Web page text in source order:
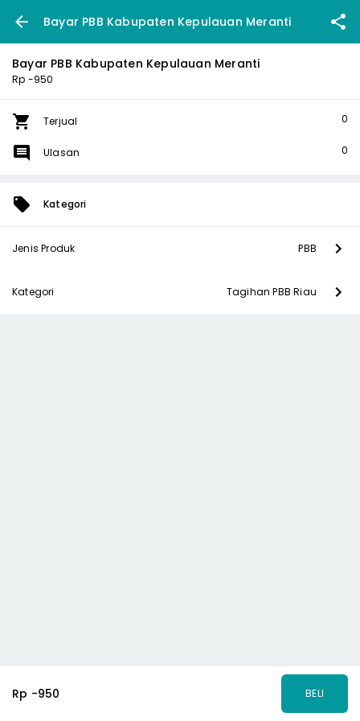
Bayar PBB Kabupaten Kepulauan Meranti
Bayar PBB Kabupaten Kepulauan Meranti
Rp -950
Terjual 0
Ulasan 0
Kategori
Jenis Produk PBB
Kategori Tagihan PBB Riau
Rp -950 BELI